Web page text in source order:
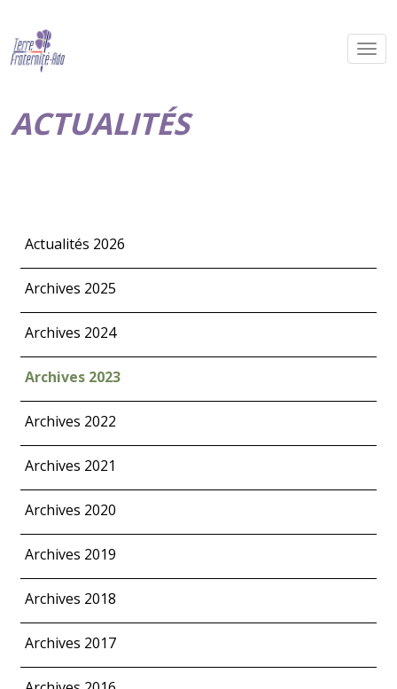
ACTUALITÉS
Actualités 2026
Archives 2025
Archives 2024
Archives 2023
Archives 2022
Archives 2021
Archives 2020
Archives 2019
Archives 2018
Archives 2017